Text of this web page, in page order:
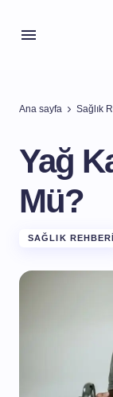
Ana sayfa Sağlık
Yağ
Mü?
SAĞLIK REHBERI